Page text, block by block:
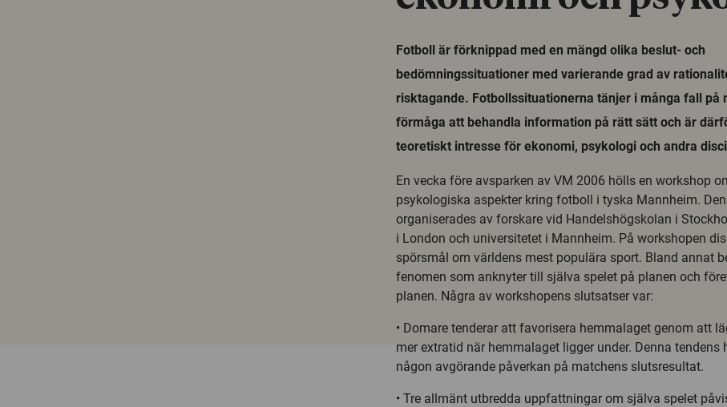
Fotboll är förknippad med en mängd olika beslut- och
bedömningssituationer med varierande grad av
risktagande. Fotbollssituationerna tänjer i många fall på
förmåga att behandla information på rätt sätt och är
teoretiskt intresse för ekonomi, psykologi och andra
En vecka före avsparken av VM 2006 hölls en workshop
psykologiska aspekter kring fotboll i tyska Mannheim.
organiserades av forskare vid Handelshögskolan i
i London och universitetet i Mannheim. På workshopen
spörsmål om världens mest populära sport. Bland annat
fenomen som anknyter till själva spelet på planen och
planen. Några av workshopens slutsatser var:
• Domare tenderar att favorisera hemmalaget genom att
mer extratid när hemmalaget ligger under. Denna tendens
någon avgörande påverkan på matchens slutsresultat.
• Tre allmänt utbredda uppfattningar om själva spelet